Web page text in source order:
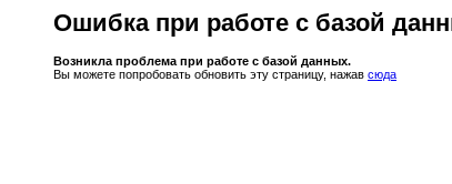
Ошибка при работе с базой
Возникла проблема при работе с базой данных.
Вы можете попробовать обновить эту страницу, нажав сюда